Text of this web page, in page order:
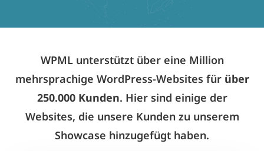
WPML unterstützt über eine Million
mehrsprachige WordPress-Websites für über
250.000 Kunden. Hier sind einige der
Websites, die unsere Kunden zu unserem
Showcase hinzugefügt haben.